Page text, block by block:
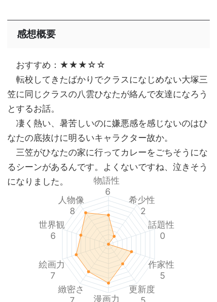
感想概要
おすすめ：★★★☆☆
転校してきたばかりでクラスになじめない大塚三
笠に同じクラスの八雲ひなたが絡んで友達になろう
とするお話。
凄く熱い、暑苦しいのに嫌悪感を感じないのはひ
なたの底抜けに明るいキャラクター故か。
三笠がひなたの家に行ってカレーをごちそうにな
るシーンがあるんです。よくないですね、泣きそう
になりました。
物語性
6
人物像
8
世界観
6
絵画力
7
緻密さ
漫画力
更新度
作家性
5
話題性
0
希少性
2